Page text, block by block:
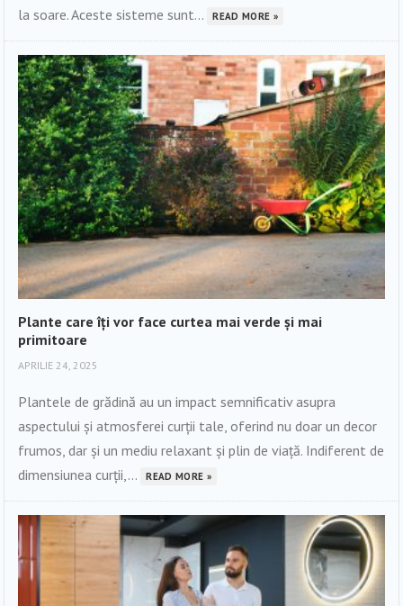
la soare. Aceste sisteme sunt...
READ MORE »
Plante care îți vor face curtea mai verde și mai
primitoare
APRILIE 24, 2025
Plantele de grădină au un impact semnificativ asupra
aspectului și atmosferei curții tale, oferind nu doar un decor
frumos, dar și un mediu relaxant și plin de viață. Indiferent de
dimensiunea curții,...
READ MORE »